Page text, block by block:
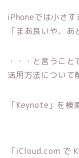
iPhoneでは小さす
「まあ良いや、あ
・・・と言うこ
活用方法について
「Keynote」を検
「iCloud.com で